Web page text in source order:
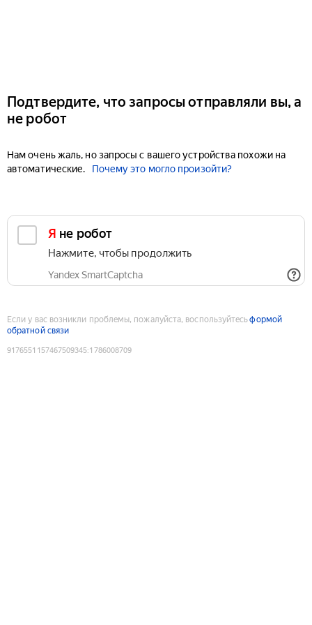
Подтвердите, что запросы отправляли вы, а
не робот
Нам очень жаль, но запросы с вашего устройства похожи на
автоматические.
Почему это могло произойти?
Я не робот
Нажмите, чтобы продолжить
Yandex SmartCaptcha
Если у вас возникли проблемы, пожалуйста, воспользуйтесьформой
обратной связи
9176551157467509345:1786008709